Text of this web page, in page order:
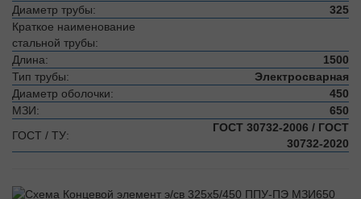
Диаметр трубы:
325
Краткое наименование
стальной трубы:
Длина:
1500
Тип трубы:
Электросварная
Диаметр оболочки:
450
МЗИ:
650
ГОСТ / ТУ:
ГОСТ 30732-2006 / ГОСТ
30732-2020